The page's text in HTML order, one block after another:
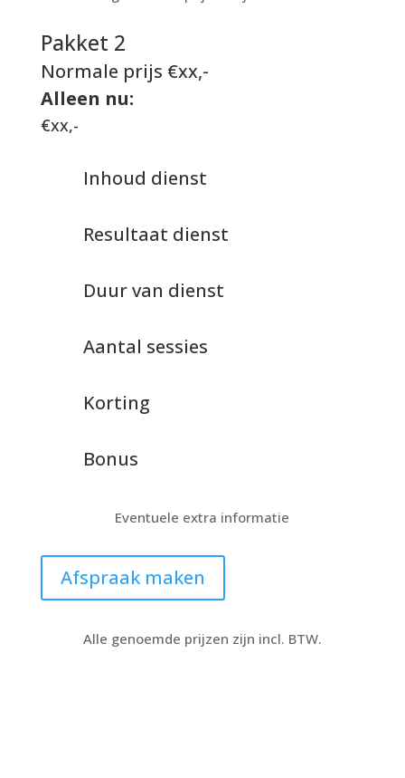
Pakket 2
Normale prijs €xx,-
Alleen nu:
€xx,-
Inhoud dienst
Resultaat dienst
Duur van dienst
Aantal sessies
Korting
Bonus
Eventuele extra informatie
Afspraak maken
Alle genoemde prijzen zijn incl. BTW.